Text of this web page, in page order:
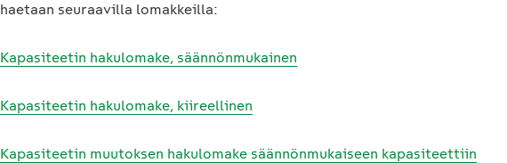
haetaan seuraavilla lomakkeilla:
Kapasiteetin hakulomake, säännönmukainen
Kapasiteetin hakulomake, kiireellinen
Kapasiteetin muutoksen hakulomake säännönmukaiseen kapasiteettiin